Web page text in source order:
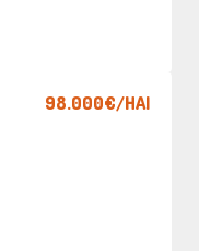
98.000€/HAI